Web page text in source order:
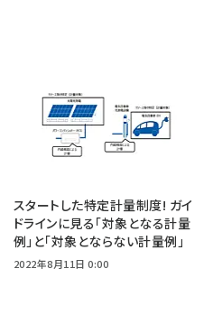
スタートした特定計量制度! ガイ
ドラインに見る「対象となる計量
例」と「対象とならない計量例」
2022年8月11日 0:00